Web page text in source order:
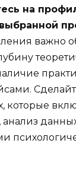
на
важно
которые